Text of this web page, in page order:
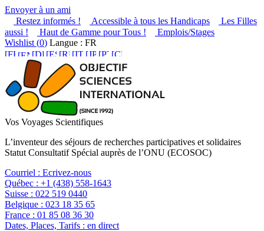
Envoyer à un ami
Restez informés !
Accessible à tous les Handicaps
Les Filles
aussi !
Haut de Gamme pour Tous !
Emplois/Stages
Wishlist (0) Langue : FR
Vos Voyages Scientifiques
L’inventeur des séjours de recherches participatives et solidaires
Statut Consultatif Spécial auprès de l’ONU (ECOSOC)
Courriel : Ecrivez-nous
Québec : +1 (438) 558-1643
Suisse : 022 519 0440
Belgique : 023 18 35 65
France : 01 85 08 36 30
Dates, Places, Tarifs : en direct